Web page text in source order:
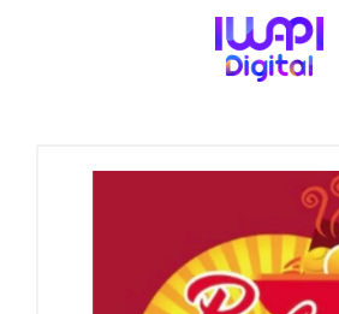
TENTANG KAMI
ORGANISASI